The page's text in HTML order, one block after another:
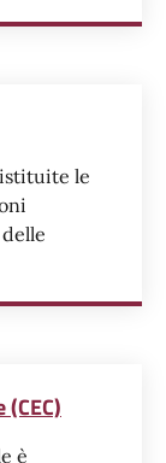
istituite le
è